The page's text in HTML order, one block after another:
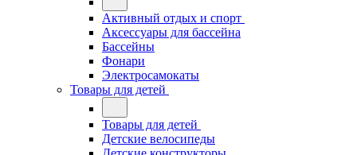
Активный отдых и спорт
Аксессуары для бассейна
Бассейны
Фонари
Электросамокаты
Товары для детей
Товары для детей
Детские велосипеды